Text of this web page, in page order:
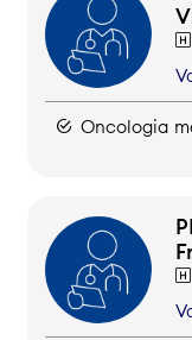
Oncologia